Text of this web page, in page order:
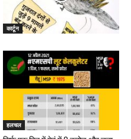
कार्टून
हलचल